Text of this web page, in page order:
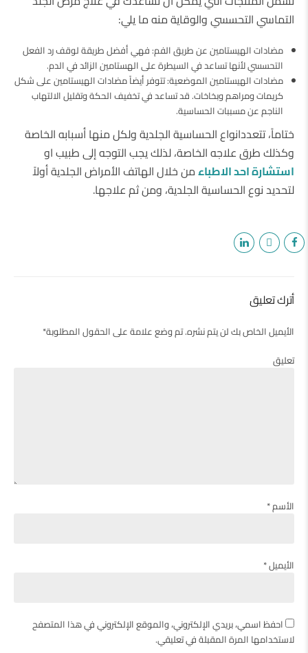
التماسي التحسسي والوقاية منه ما يلي:
مضادات الهيستامين عن طريق الفم: فهي أفضل طريقة لوقف رد الفعل
التحسسي لأنها تساعد في السيطرة على الهستامين الزائد في الدم.
مضادات الهيستامين الموضعية: تتوفر أيضاً مضادات الهيستامين على شكل
كريمات ومراهم وبخاخات. قد تساعد في تخفيف الحكة وتقليل الالتهاب
الناجم عن مسببات الحساسية.
ختاماً، تتعددانواع الحساسية الجلدية ولكل منها أسبابه الخاصة
وكذلك طرق علاجه الخاصة، لذلك يجب التوجه إلى طبيب او
استشارة احد الاطباءمن خلال الهاتف الأمراض الجلدية أولاً
لتحديد نوع الحساسية الجلدية، ومن ثم علاجها.
أترك تعليق
الأيميل الخاص بك لن يتم نشره. تم وضع علامة على الحقول المطلوبة*
تعليق
الأسم *
الأيميل *
احفظ اسمي، بريدي الإلكتروني، والموقع الإلكتروني في هذا المتصفح
لاستخدامها المرة المقبلة في تعليقي.